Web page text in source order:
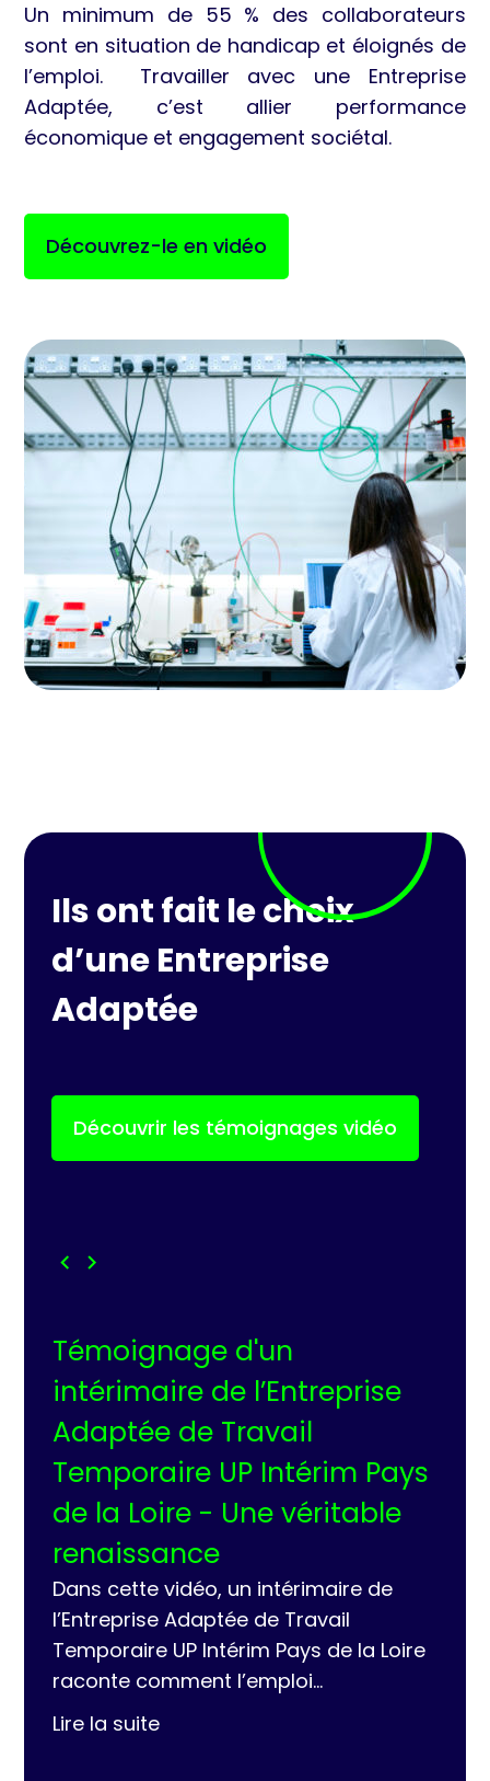
Un minimum de 55 % des collaborateurs
sont en situation de handicap et éloignés de
l’emploi. Travailler avec une Entreprise
Adaptée, c’est allier performance
économique et engagement sociétal.
Découvrez-le en vidéo
Ils ont fait le choix
d’une Entreprise
Adaptée
Découvrir les témoignages vidéo
Témoignage d'un
intérimaire de l’Entreprise
Adaptée de Travail
Temporaire UP Intérim Pays
de la Loire - Une véritable
renaissance
Dans cette vidéo, un intérimaire de
l’Entreprise Adaptée de Travail
Temporaire UP Intérim Pays de la Loire
raconte comment l’emploi…
Lire la suite
chevron_left chevron_right